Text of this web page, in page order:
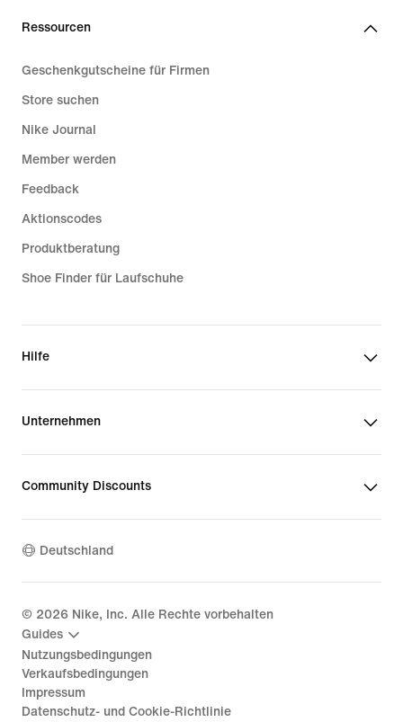
Ressourcen
Geschenkgutscheine für Firmen
Store suchen
Nike Journal
Member werden
Feedback
Aktionscodes
Produktberatung
Shoe Finder für Laufschuhe
Hilfe
Unternehmen
Community Discounts
Deutschland
© 2026 Nike, Inc. Alle Rechte vorbehalten
Guides
Nutzungsbedingungen
Verkaufsbedingungen
Impressum
Datenschutz- und Cookie-Richtlinie